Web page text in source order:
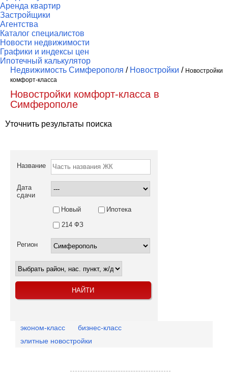
Аренда квартир
Застройщики
Агентства
Каталог специалистов
Новости недвижимости
Графики и индексы цен
Ипотечный калькулятор
Недвижимость Симферополя / Новостройки / Новостройки
комфорт-класса
Новостройки комфорт-класса в
Симферополе
Уточнить результаты поиска
Название
Дата
сдачи
Новый
Ипотека
214 ФЗ
Регион
эконом-класс
бизнес-класс
элитные новостройки